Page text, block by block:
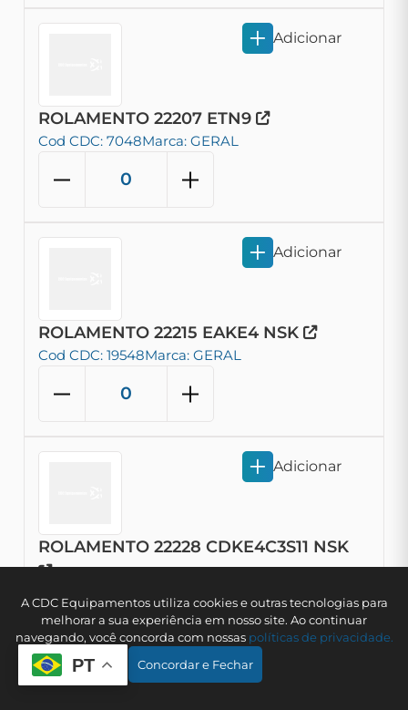
PT
ROLAMENTO 22207 ETN9
Cod CDC: 7048Marca: GERAL
Adicionar
ROLAMENTO 22215 EAKE4 NSK
Cod CDC: 19548Marca: GERAL
Adicionar
ROLAMENTO 22228 CDKE4C3S11 NSK
Cod CDC: 19785 Marca: GERAL
Adicionar
A CDC Equipamentos utiliza cookies e outras tecnologias para
melhorar a sua experiência em nosso site. Ao continuar
navegando, você concorda com nossas polí­ticas de privacidade.
Concordar e Fechar